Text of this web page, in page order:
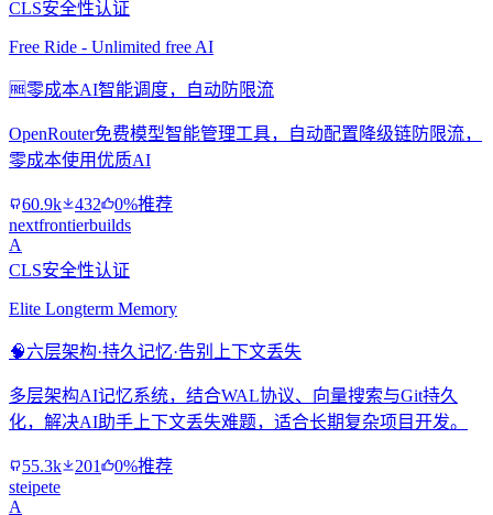
CLS安全性认证
Free Ride - Unlimited free AI
🆓零成本AI智能调度，自动防限流
OpenRouter免费模型智能管理工具，自动配置降级链防限流，
零成本使用优质AI
60.9k 432
0%推荐
nextfrontierbuilds
A
CLS安全性认证
Elite Longterm Memory
🧠六层架构·持久记忆·告别上下文丢失
多层架构AI记忆系统，结合WAL协议、向量搜索与Git持久
化，解决AI助手上下文丢失难题，适合长期复杂项目开发。
55.3k 201
0%推荐
steipete
A